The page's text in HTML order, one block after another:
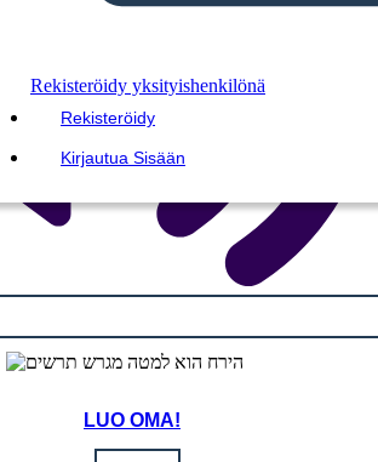
Rekisteröidy yksityishenkilönä
Rekisteröidy
Kirjautua Sisään
LUO OMA!